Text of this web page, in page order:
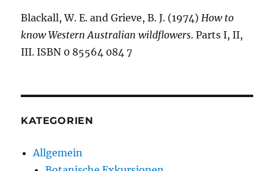
Blackall, W. E. and Grieve, B. J. (1974) How to
know Western Australian wildflowers. Parts I, II,
III. ISBN 0 85564 084 7
KATEGORIEN
Allgemein